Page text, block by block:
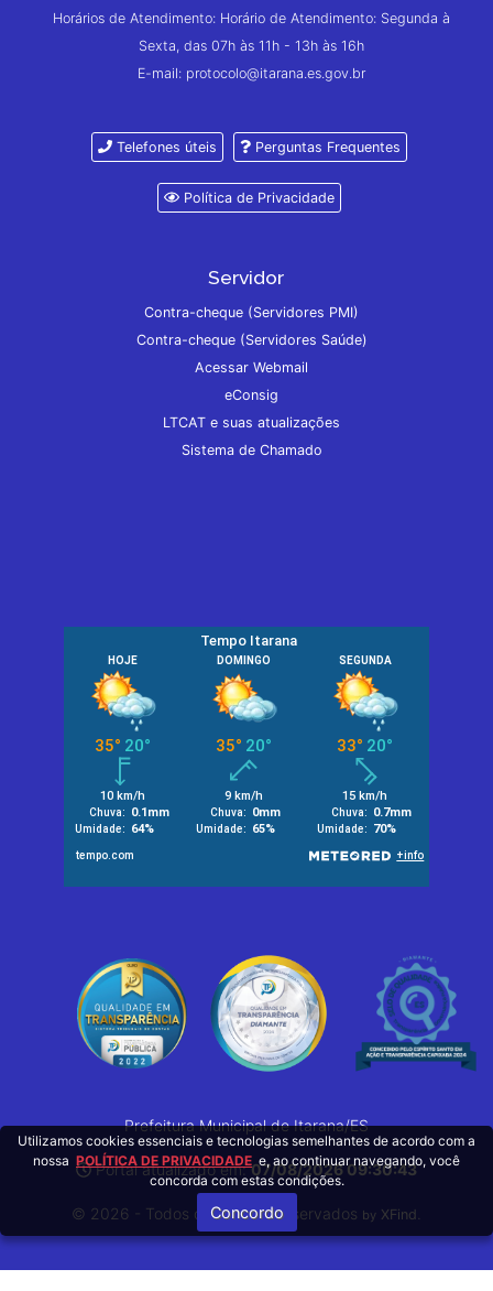
Horários de Atendimento: Horário de Atendimento: Segunda à
Sexta, das 07h às 11h - 13h às 16h
E-mail: protocolo@itarana.es.gov.br
Telefones úteis Perguntas Frequentes
Política de Privacidade
Servidor
Contra-cheque (Servidores PMI)
Contra-cheque (Servidores Saúde)
Acessar Webmail
eConsig
LTCAT e suas atualizações
Sistema de Chamado
Prefeitura Municipal de Itarana/ES
Portal atualizado em:07/08/2026 09:30:43
© 2026 - Todos os Direitos Reservados by XFind
Utilizamos cookies essenciais e tecnologias semelhantes de acordo com a
nossa POLÍTICA DE PRIVACIDADE e, ao continuar navegando, você
concorda com estas condições.
Concordo